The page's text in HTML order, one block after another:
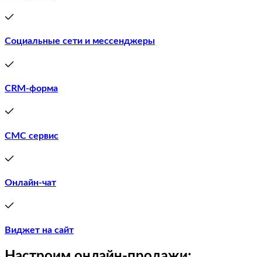
Социальные сети и мессенджеры
CRM-форма
СМС сервис
Онлайн-чат
Виджет на сайт